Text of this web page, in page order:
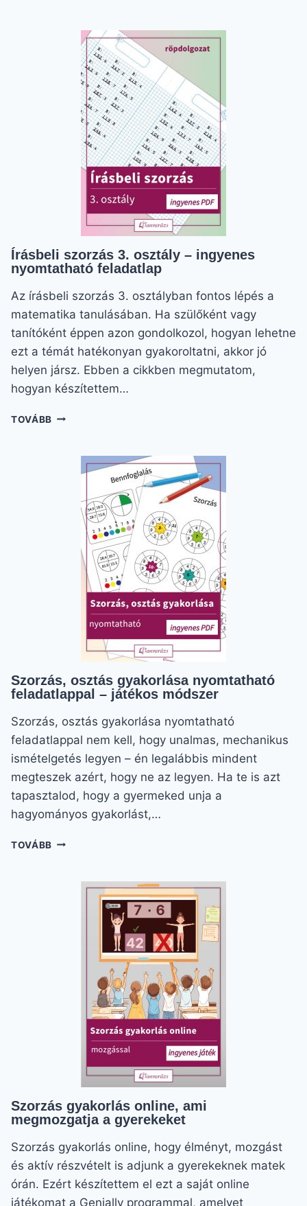
OSZTÁLY
FELADATLAP
SZÍNES,
JÁTÉKOS
GYAKORLÁS
Írásbeli szorzás 3. osztály – ingyenes
nyomtatható feladatlap
Az írásbeli szorzás 3. osztályban fontos lépés a
matematika tanulásában. Ha szülőként vagy
tanítóként éppen azon gondolkozol, hogyan lehetne
ezt a témát hatékonyan gyakoroltatni, akkor jó
helyen jársz. Ebben a cikkben megmutatom,
hogyan készítettem…
TOVÁBB ÍRÁSBELI
OSZTÁLY
NYOMTATHATÓ
FELADATLAP
Szorzás, osztás gyakorlása nyomtatható
feladatlappal – játékos módszer
Szorzás, osztás gyakorlása nyomtatható
feladatlappal nem kell, hogy unalmas, mechanikus
ismételgetés legyen – én legalábbis mindent
megteszek azért, hogy ne az legyen. Ha te is azt
tapasztalod, hogy a gyermeked unja a
hagyományos gyakorlást,…
TOVÁBB SZORZÁS,
NYOMTATHATÓ
FELADATLAPPAL
Szorzás gyakorlás online, ami
megmozgatja a gyerekeket
Szorzás gyakorlás online, hogy élményt, mozgást
és aktív részvételt is adjunk a gyerekeknek matek
órán. Ezért készítettem el ezt a saját online
játékomat a Genially programmal, amelyet